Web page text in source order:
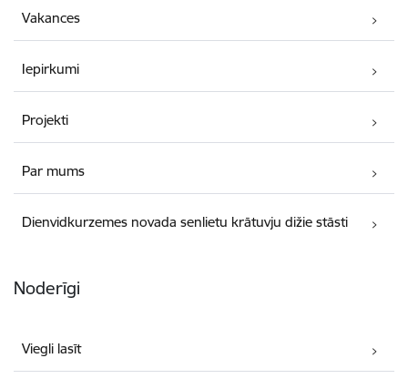
Vakances
Iepirkumi
Projekti
Par mums
Dienvidkurzemes novada senlietu krātuvju dižie stāsti
Noderīgi
Viegli lasīt